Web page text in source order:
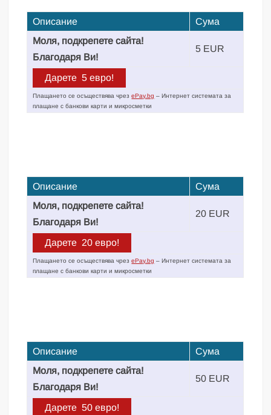
Описание
Сума
Моля, подкрепете сайта!
Благодаря Ви!
5 EUR
Плащането се осъществява чрезePay.bg – Интернет системата за
плащане с банкови карти и микросметки
Описание
Сума
Моля, подкрепете сайта!
Благодаря Ви!
20 EUR
Плащането се осъществява чрезePay.bg – Интернет системата за
плащане с банкови карти и микросметки
Описание
Сума
Моля, подкрепете сайта!
Благодаря Ви!
50 EUR